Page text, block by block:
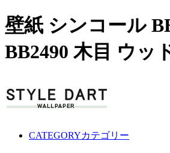
壁紙 シンコール
BB2490 木目 ウッ
CATEGORYカテゴリー